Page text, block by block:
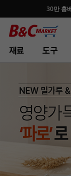
반포, 홍
재료 도구